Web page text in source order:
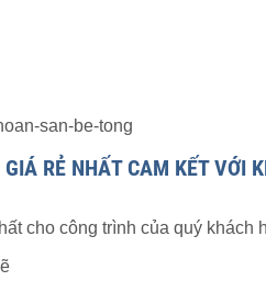
RẺ NHẤT CAM KẾT VỚI
cho công trình của quý khách